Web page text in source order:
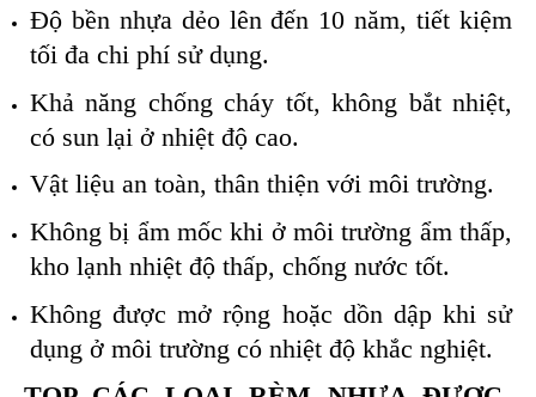
Độ bền nhựa dẻo lên đến 10 năm, tiết kiệm
tối đa chi phí sử dụng.
Khả năng chống cháy tốt, không bắt nhiệt,
có sun lại ở nhiệt độ cao.
Vật liệu an toàn, thân thiện với môi trường.
Không bị ẩm mốc khi ở môi trường ẩm thấp,
kho lạnh nhiệt độ thấp, chống nước tốt.
Không được mở rộng hoặc dồn dập khi sử
dụng ở môi trường có nhiệt độ khắc nghiệt.